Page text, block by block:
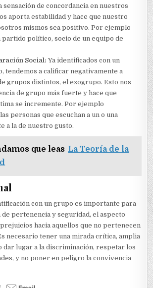
sensación de concordancia en nuestros
aporta estabilidad y hace que nuestro
mismos sea positivo. Por ejemplo
partido político, socio de un equipo de
Social:Ya identificados con un
tendemos a calificar negativamente a
grupos distintos, el exogrupo. Esto nos
de grupo más fuerte y hace que
se incremente. Por ejemplo
personas que escuchan a un o una
a la de nuestro gusto.
que leas La Teoría de la
con un grupo es importante para
pertenencia y seguridad, el aspecto
hacia aquellos que no pertenecen
necesario tener una mirada crítica, amplia
dar lugar a la discriminación, respetar los
y no poner en peligro la convivencia